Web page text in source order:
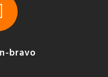
bravo